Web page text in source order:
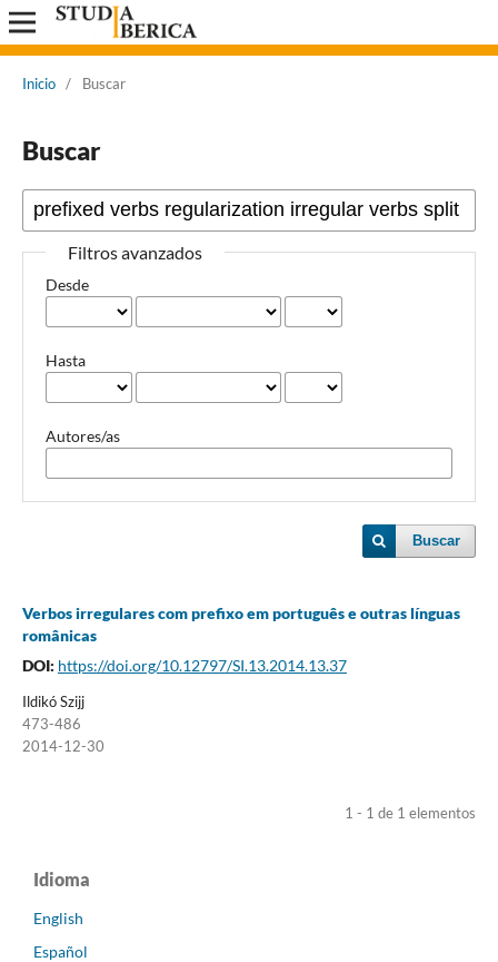
Inicio / Buscar
Buscar
Filtros avanzados
Desde
Hasta
Autores/as
Buscar
Verbos irregulares com prefixo em português e outras línguas
românicas
DOI: https://doi.org/10.12797/SI.13.2014.13.37
Ildikó Szijj
473-486
2014-12-30
1 - 1 de 1 elementos
Idioma
English
Español